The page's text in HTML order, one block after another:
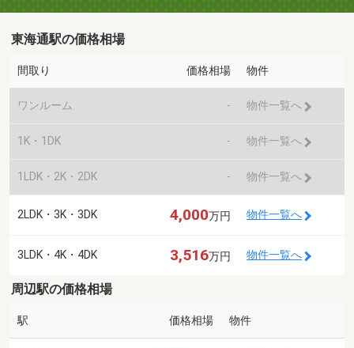
東海通駅の価格相場
間取り 価格相場 物件
ワンルーム - 物件一覧へ
1K・1DK - 物件一覧へ
1LDK・2K・2DK - 物件一覧へ
2LDK・3K・3DK 4,000万円 物件一覧へ
3LDK・4K・4DK 3,516万円 物件一覧へ
周辺駅の価格相場
駅 価格相場 物件